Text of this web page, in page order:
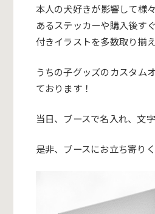
本人の犬好きが影響して様
あるステッカーや購入後す
付きイラストを多数取り揃え
うちの子グッズのカスタム
ており ます！
当日、ブースで名入れ、文
是非、ブースにお立ち寄り